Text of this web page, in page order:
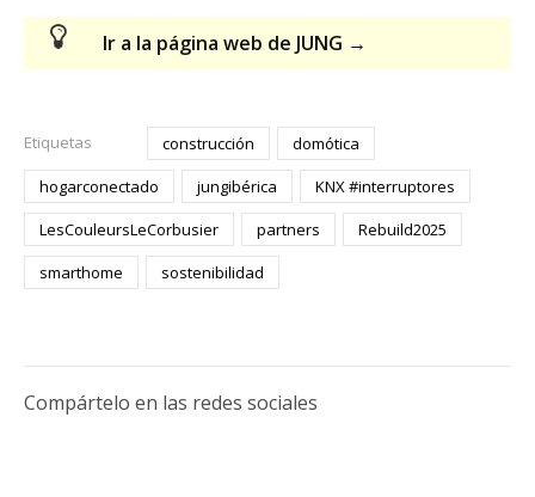
Ir a la página web de JUNG →
Etiquetas construcción
domótica
hogarconectado
jungibérica
KNX #interruptores
LesCouleursLeCorbusier
partners
Rebuild2025
smarthome
sostenibilidad
Compártelo en las redes sociales